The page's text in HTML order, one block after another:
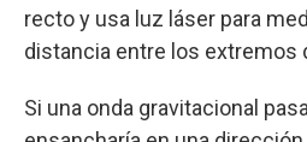
recto y usa luz láser para
distancia entre los extremos
Si una onda gravitacional